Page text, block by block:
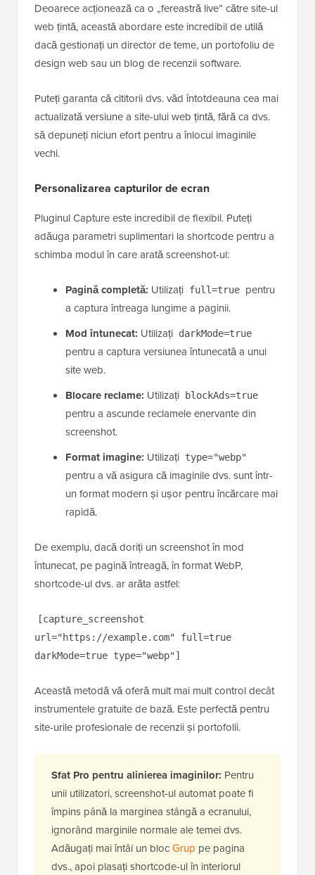
Deoarece acționează ca o „fereastră live” către site-ul
web țintă, această abordare este incredibil de utilă
dacă gestionați un director de teme, un portofoliu de
design web sau un blog de recenzii software.
Puteți garanta că cititorii dvs. văd întotdeauna cea mai
actualizată versiune a site-ului web țintă, fără ca dvs.
să depuneți niciun efort pentru a înlocui imaginile
vechi.
Personalizarea capturilor de ecran
Pluginul Capture este incredibil de flexibil. Puteți
adăuga parametri suplimentari la shortcode pentru a
schimba modul în care arată screenshot-ul:
Pagină completă: Utilizați full=true pentru
a captura întreaga lungime a paginii.
Mod întunecat: Utilizați darkMode=true
pentru a captura versiunea întunecată a unui
site web.
Blocare reclame: Utilizați blockAds=true
pentru a ascunde reclamele enervante din
screenshot.
Format imagine: Utilizați type="webp"
pentru a vă asigura că imaginile dvs. sunt într-
un format modern și ușor pentru încărcare mai
rapidă.
De exemplu, dacă doriți un screenshot în mod
întunecat, pe pagină întreagă, în format WebP,
shortcode-ul dvs. ar arăta astfel:
[capture_screenshot
url="https://example.com" full=true
darkMode=true type="webp"]
Această metodă vă oferă mult mai mult control decât
instrumentele gratuite de bază. Este perfectă pentru
site-urile profesionale de recenzii și portofolii.
Sfat Pro pentru alinierea imaginilor: Pentru
unii utilizatori, screenshot-ul automat poate fi
împins până la marginea stângă a ecranului,
ignorând marginile normale ale temei dvs.
Adăugați mai întâi un blocGrup pe pagina
dvs., apoi plasați shortcode-ul în interiorul